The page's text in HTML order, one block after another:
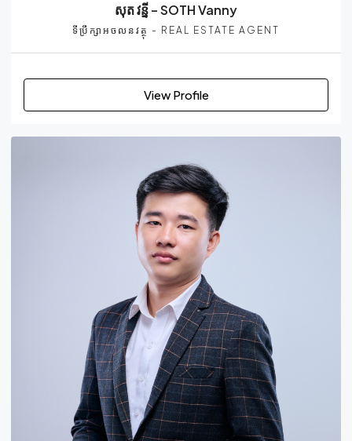
សុត វន្នី – SOTH Vanny
ទីប្រឹក្សាអចលនវត្ថុ - REAL ESTATE AGENT
View Profile